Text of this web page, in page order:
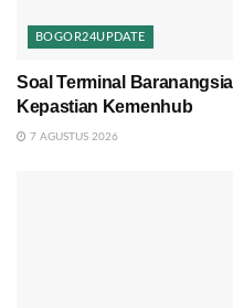
BOGOR24UPDATE
Soal Terminal
Kepastian Kemenhub
7 AGUSTUS 2026